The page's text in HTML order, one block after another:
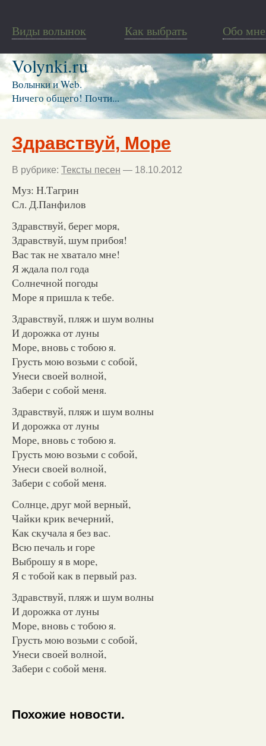
Виды волынок Как выбрать Обо мне
Volynki.ru
Волынки и Web.
Ничего общего! Почти...
Здравствуй, Море
В рубрике: Тексты песен — 18.10.2012
Муз: Н.Тагрин
Сл. Д.Панфилов
Здравствуй, берег моря,
Здравствуй, шум прибоя!
Вас так не хватало мне!
Я ждала пол года
Солнечной погоды
Море я пришла к тебе.
Здравствуй, пляж и шум волны
И дорожка от луны
Море, вновь с тобою я.
Грусть мою возьми с собой,
Унеси своей волной,
Забери с собой меня.
Здравствуй, пляж и шум волны
И дорожка от луны
Море, вновь с тобою я.
Грусть мою возьми с собой,
Унеси своей волной,
Забери с собой меня.
Солнце, друг мой верный,
Чайки крик вечерний,
Как скучала я без вас.
Всю печаль и горе
Выброшу я в море,
Я с тобой как в первый раз.
Здравствуй, пляж и шум волны
И дорожка от луны
Море, вновь с тобою я.
Грусть мою возьми с собой,
Унеси своей волной,
Забери с собой меня.
Похожие новости.